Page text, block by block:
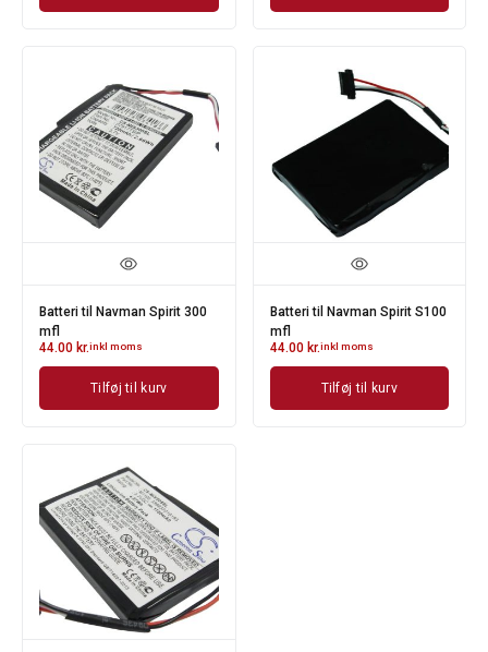
Batteri til Navman Spirit 300
mfl
44.00 kr.inkl moms
Tilføj til kurv
Batteri til Navman Spirit S100
mfl
44.00 kr.inkl moms
Tilføj til kurv